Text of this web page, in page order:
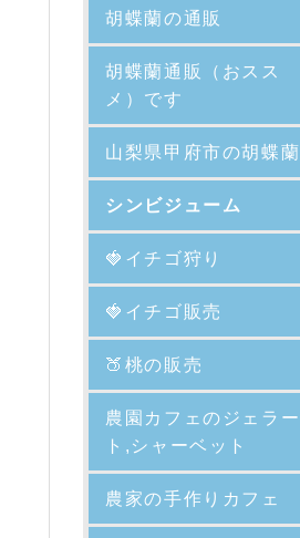
胡蝶蘭の通販
胡蝶蘭通販（おスス
メ）です
山梨県甲府市の胡蝶蘭
シンビジューム
🍓イチゴ狩り
🍓イチゴ販売
🍑 桃の販売
農園カフェのジェラー
ト,シャーベット
農家の手作りカフェ